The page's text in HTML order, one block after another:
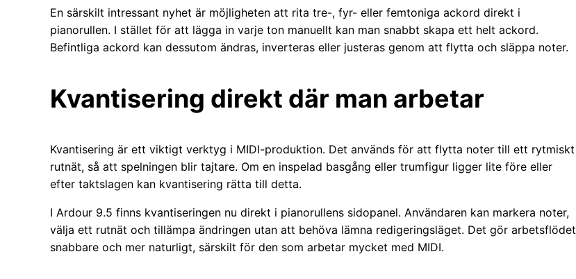
En särskilt intressant nyhet är möjligheten att rita tre-, fyr- eller femtoniga ackord direkt i
pianorullen. I stället för att lägga in varje ton manuellt kan man snabbt skapa ett helt ackord.
Befintliga ackord kan dessutom ändras, inverteras eller justeras genom att flytta och släppa noter.
Kvantisering direkt där man arbetar
Kvantisering är ett viktigt verktyg i MIDI-produktion. Det används för att flytta noter till ett rytmiskt
rutnät, så att spelningen blir tajtare. Om en inspelad basgång eller trumfigur ligger lite före eller
efter taktslagen kan kvantisering rätta till detta.
I Ardour 9.5 finns kvantiseringen nu direkt i pianorullens sidopanel. Användaren kan markera noter,
välja ett rutnät och tillämpa ändringen utan att behöva lämna redigeringsläget. Det gör arbetsflödet
snabbare och mer naturligt, särskilt för den som arbetar mycket med MIDI.